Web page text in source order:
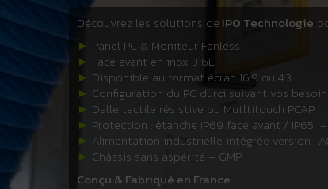
Découvrez les solutions de IPO Technologie
► Panel PC & Moniteur Fanless
► Face avant en inox 316L
► Disponible au format écran 16:9 ou 4:3
► Configuration du PC durci suivant vos
► Dalle tactile résistive ou Mutltitouch PCAP
► Protection : étanche IP69 face avant / IP65
► Alimentation industrielle intégrée version :
► Châssis sans aspérité – GMP
Conçu & Fabriqué en France